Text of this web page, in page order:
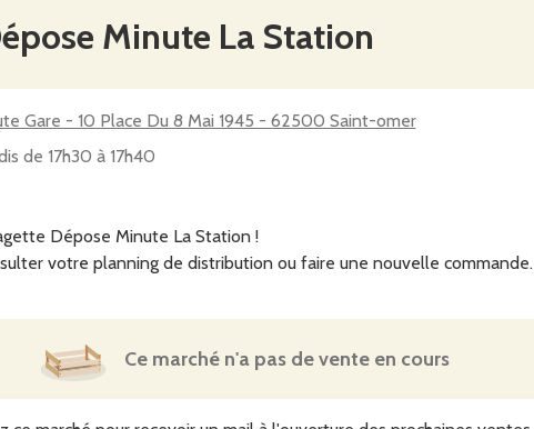
Minute La Station
Gare - 10 Place Du 8 Mai 1945 - 62500 Saint-omer
de 17h30 à 17h40
Dépose Minute La Station !
votre planning de distribution ou faire une nouvelle commande.
Ce marché n'a pas de vente en cours